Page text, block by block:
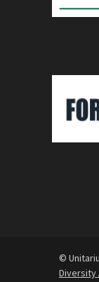
©
Diversity